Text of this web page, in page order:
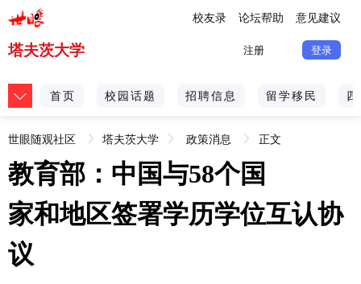
校友录 论坛帮助 意见建议
塔夫茨大学 注册 登录
首页 校园话题 招聘信息 留学移民
世眼随观社区 塔夫茨大学 政策消息
正文
教育部：中国与58个国
家和地区签署学历学位互认协
议